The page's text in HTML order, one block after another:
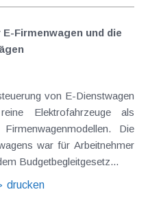
E-Firmenwagen und die
von E-Dienstwagen
Elektrofahrzeuge als
Die
war für Arbeitnehmer
Budgetbegleitgesetz...
drucken